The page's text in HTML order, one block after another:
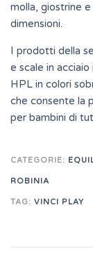
molla, giostrine
dimensioni.
I prodotti della
e scale in
HPL in colori
che consente la
per bambini di
CATEGORIE:
ROBINIA
TAG: VINCI PLAY